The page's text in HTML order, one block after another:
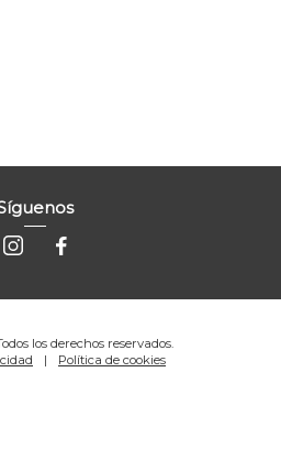
los derechos reservados.
Política de cookies